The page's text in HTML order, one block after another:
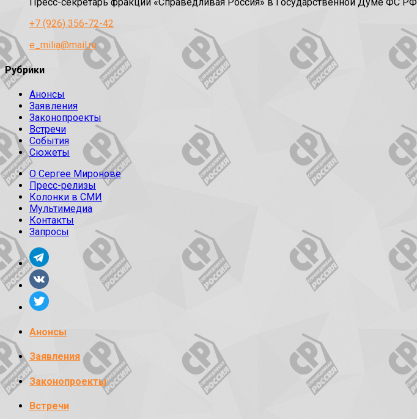
+7 (926) 356-72-42
e_milia@mail.ru
Рубрики
Анонсы
Заявления
Законопроекты
Встречи
События
Сюжеты
О Сергее Миронове
Пресс-релизы
Колонки в СМИ
Мультимедиа
Контакты
Запросы
Анонсы
Заявления
Законопроекты
Встречи